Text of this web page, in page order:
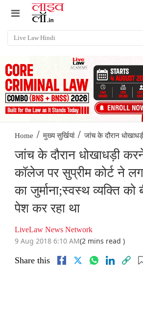
Home / मुख्य सुर्खियां / जांच के दौरान
जांच के दौरान धोखाधड़ी
कॉलेज पर सुप्रीम कोर्ट ने
का जुर्माना;स्वस्थ व्यक्ति को
पेश कर रहा था
LiveLaw News Network
9 Aug 2018 6:10 AM(2 mins read )
Share this